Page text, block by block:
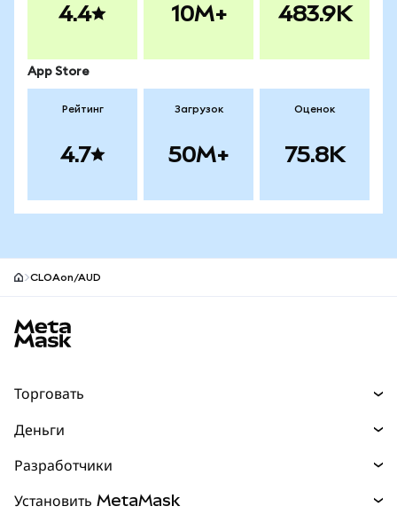
4.4 10M+ 483.9K
App Store
Рейтинг
4.7
Загрузок
50M+
Оценок
75.8K
CLOAon/AUD
Торговать
Прогнозы
Перпы НОВИНКА
Деньги
Разработчики
Установить MetaMask